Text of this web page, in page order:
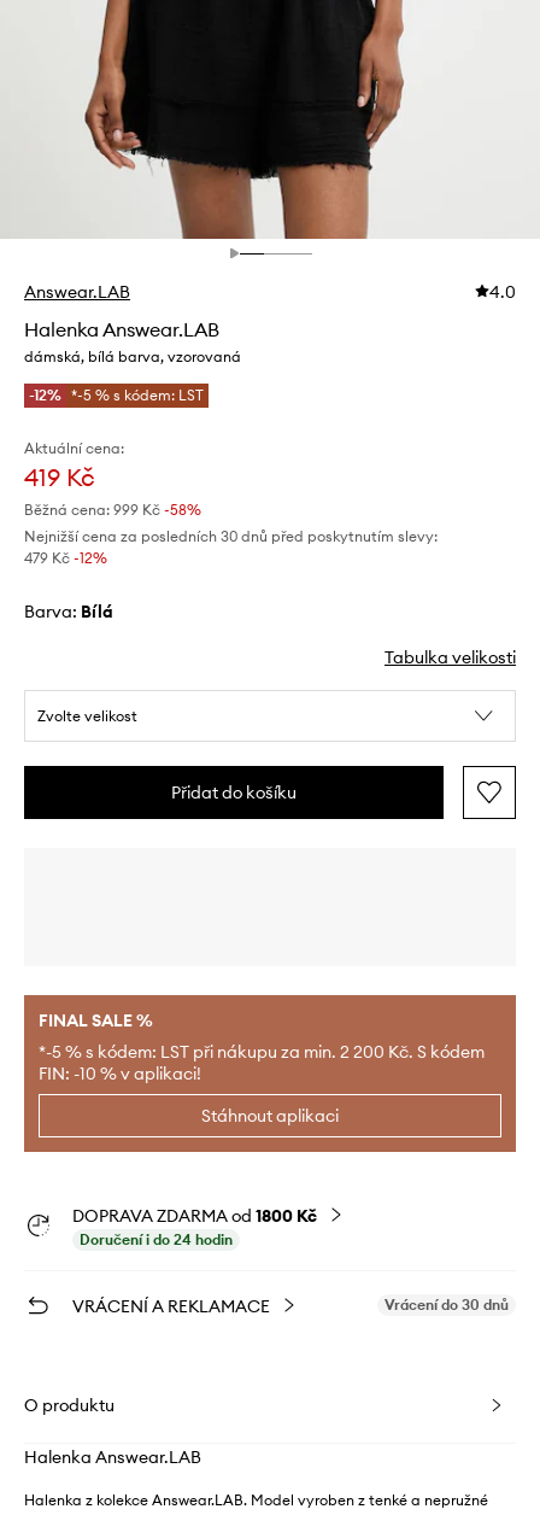
Answear.LAB 4.0
Halenka Answear.LAB
dámská, bílá barva, vzorovaná
-12% *-5 % s kódem: LST
Aktuální cena:
419 Kč
Běžná cena: 999 Kč -58%
Nejnižší cena za posledních 30 dnů před poskytnutím slevy:
479 Kč -12%
Barva: bílá
Tabulka velikosti
Zvolte velikost
Přidat do košíku
FINAL SALE %
*-5 % s kódem: LST při nákupu za min. 2 200 Kč. S kódem
FIN: -10 % v aplikaci!
Stáhnout aplikaci
DOPRAVA ZDARMA od 1800 Kč
Doručení i do 24 hodin
VRÁCENÍ A REKLAMACE Vrácení do 30 dnů
O produktu
Halenka Answear.LAB
Halenka z kolekce Answear.LAB. Model vyroben z tenké a nepružné